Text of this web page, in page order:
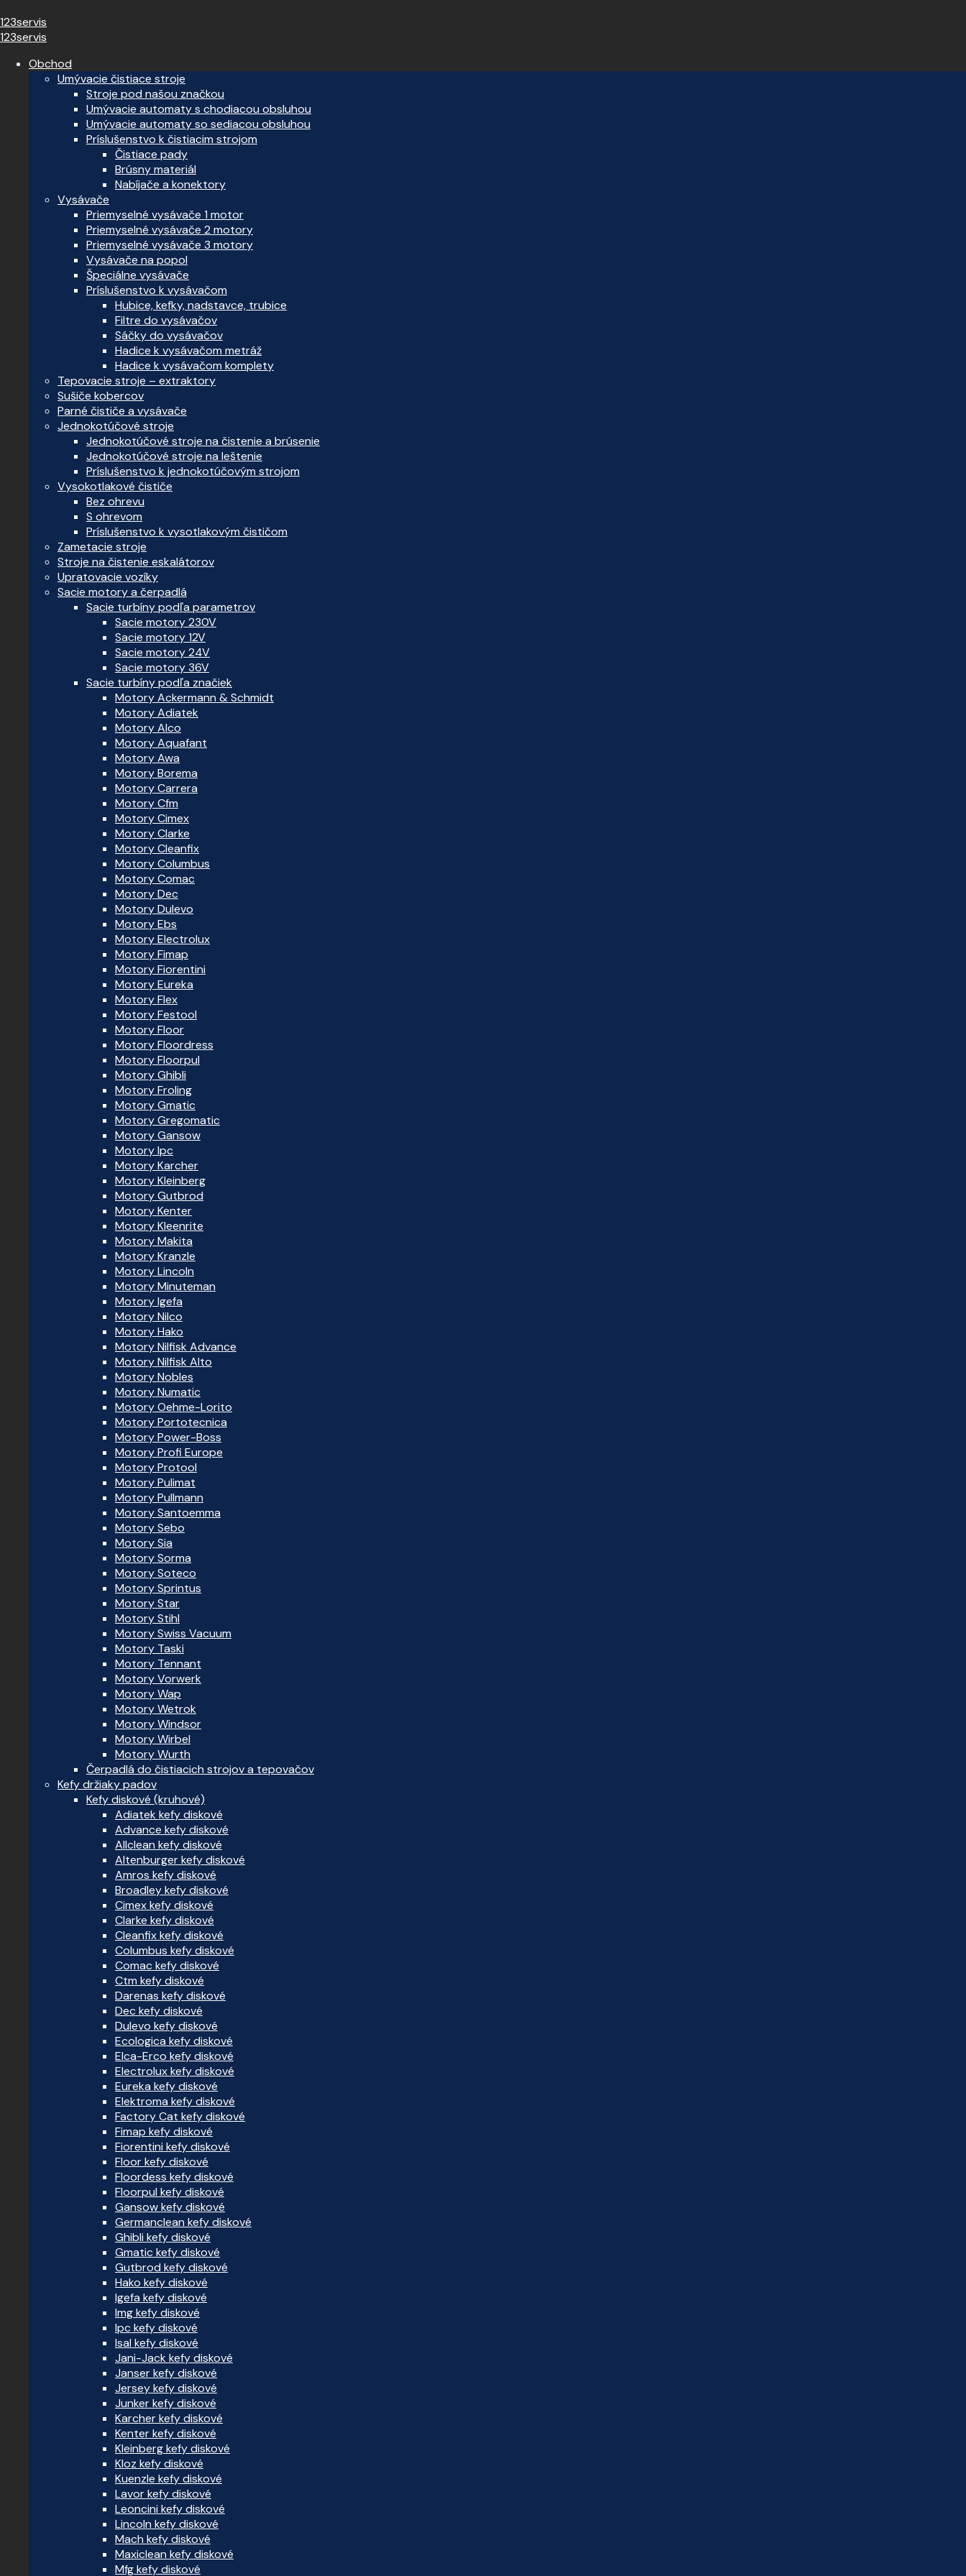
123servis
123servis
Obchod
Umývacie čistiace stroje
Stroje pod našou značkou
Umývacie automaty s chodiacou obsluhou
Umývacie automaty so sediacou obsluhou
Príslušenstvo k čistiacim strojom
Čistiace pady
Brúsny materiál
Nabíjače a konektory
Vysávače
Priemyselné vysávače 1 motor
Priemyselné vysávače 2 motory
Priemyselné vysávače 3 motory
Vysávače na popol
Špeciálne vysávače
Príslušenstvo k vysávačom
Hubice, kefky, nadstavce, trubice
Filtre do vysávačov
Sáčky do vysávačov
Hadice k vysávačom metráž
Hadice k vysávačom komplety
Tepovacie stroje – extraktory
Sušiče kobercov
Parné čističe a vysávače
Jednokotúčové stroje
Jednokotúčové stroje na čistenie a brúsenie
Jednokotúčové stroje na leštenie
Príslušenstvo k jednokotúčovým strojom
Vysokotlakové čističe
Bez ohrevu
S ohrevom
Príslušenstvo k vysotlakovým čističom
Zametacie stroje
Stroje na čistenie eskalátorov
Upratovacie vozíky
Sacie motory a čerpadlá
Sacie turbíny podľa parametrov
Sacie motory 230V
Sacie motory 12V
Sacie motory 24V
Sacie motory 36V
Sacie turbíny podľa značiek
Motory Ackermann & Schmidt
Motory Adiatek
Motory Alco
Motory Aquafant
Motory Awa
Motory Borema
Motory Carrera
Motory Cfm
Motory Cimex
Motory Clarke
Motory Cleanfix
Motory Columbus
Motory Comac
Motory Dec
Motory Dulevo
Motory Ebs
Motory Electrolux
Motory Fimap
Motory Fiorentini
Motory Eureka
Motory Flex
Motory Festool
Motory Floor
Motory Floordress
Motory Floorpul
Motory Ghibli
Motory Froling
Motory Gmatic
Motory Gregomatic
Motory Gansow
Motory Ipc
Motory Karcher
Motory Kleinberg
Motory Gutbrod
Motory Kenter
Motory Kleenrite
Motory Makita
Motory Kranzle
Motory Lincoln
Motory Minuteman
Motory Igefa
Motory Nilco
Motory Hako
Motory Nilfisk Advance
Motory Nilfisk Alto
Motory Nobles
Motory Numatic
Motory Oehme-Lorito
Motory Portotecnica
Motory Power-Boss
Motory Profi Europe
Motory Protool
Motory Pulimat
Motory Pullmann
Motory Santoemma
Motory Sebo
Motory Sia
Motory Sorma
Motory Soteco
Motory Sprintus
Motory Star
Motory Stihl
Motory Swiss Vacuum
Motory Taski
Motory Tennant
Motory Vorwerk
Motory Wap
Motory Wetrok
Motory Windsor
Motory Wirbel
Motory Wurth
Čerpadlá do čistiacich strojov a tepovačov
Kefy držiaky padov
Kefy diskové (kruhové)
Adiatek kefy diskové
Advance kefy diskové
Allclean kefy diskové
Altenburger kefy diskové
Amros kefy diskové
Broadley kefy diskové
Cimex kefy diskové
Clarke kefy diskové
Cleanfix kefy diskové
Columbus kefy diskové
Comac kefy diskové
Ctm kefy diskové
Darenas kefy diskové
Dec kefy diskové
Dulevo kefy diskové
Ecologica kefy diskové
Elca-Erco kefy diskové
Electrolux kefy diskové
Eureka kefy diskové
Elektroma kefy diskové
Factory Cat kefy diskové
Fimap kefy diskové
Fiorentini kefy diskové
Floor kefy diskové
Floordess kefy diskové
Floorpul kefy diskové
Gansow kefy diskové
Germanclean kefy diskové
Ghibli kefy diskové
Gmatic kefy diskové
Gutbrod kefy diskové
Hako kefy diskové
Igefa kefy diskové
Img kefy diskové
Ipc kefy diskové
Isal kefy diskové
Jani-Jack kefy diskové
Janser kefy diskové
Jersey kefy diskové
Junker kefy diskové
Karcher kefy diskové
Kenter kefy diskové
Kleinberg kefy diskové
Kloz kefy diskové
Kuenzle kefy diskové
Lavor kefy diskové
Leoncini kefy diskové
Lincoln kefy diskové
Mach kefy diskové
Maxiclean kefy diskové
Mfg kefy diskové